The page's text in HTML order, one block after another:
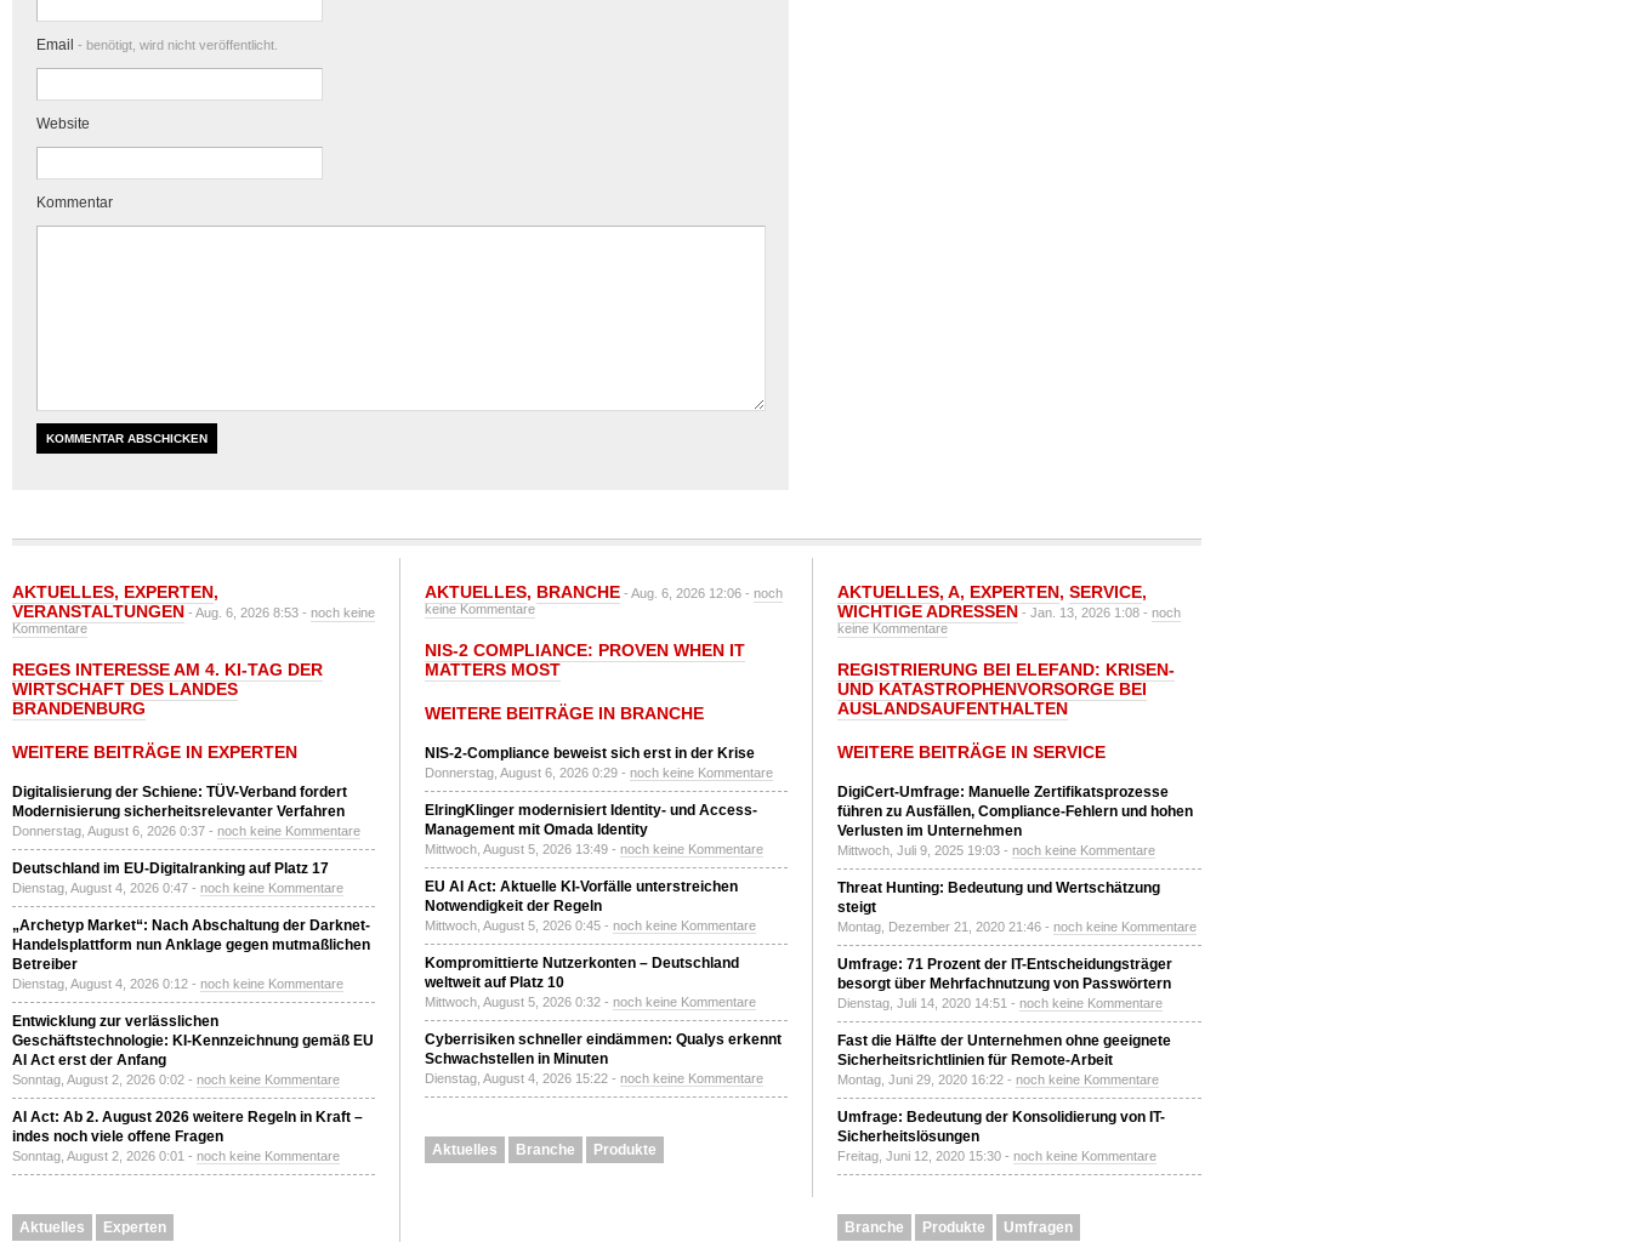
Email - benötigt, wird nicht veröffentlicht.
Website
Kommentar
AKTUELLES, EXPERTEN,
VERANSTALTUNGEN - Aug. 6, 2026 8:53 - noch keine
Kommentare
REGES INTERESSE AM 4. KI-TAG DER
WIRTSCHAFT DES LANDES
BRANDENBURG
WEITERE BEITRÄGE IN EXPERTEN
Digitalisierung der Schiene: TÜV-Verband fordert
Modernisierung sicherheitsrelevanter Verfahren
Donnerstag, August 6, 2026 0:37 - noch keine Kommentare
Deutschland im EU-Digitalranking auf Platz 17
Dienstag, August 4, 2026 0:47 - noch keine Kommentare
„Archetyp Market“: Nach Abschaltung der Darknet-
Handelsplattform nun Anklage gegen mutmaßlichen
Betreiber
Dienstag, August 4, 2026 0:12 - noch keine Kommentare
Entwicklung zur verlässlichen
Geschäftstechnologie: KI-Kennzeichnung gemäß EU
AI Act erst der Anfang
Sonntag, August 2, 2026 0:02 - noch keine Kommentare
AI Act: Ab 2. August 2026 weitere Regeln in Kraft –
indes noch viele offene Fragen
Sonntag, August 2, 2026 0:01 - noch keine Kommentare
Aktuelles Experten
AKTUELLES, BRANCHE - Aug. 6, 2026 12:06 - noch
keine Kommentare
NIS-2 COMPLIANCE: PROVEN WHEN IT
MATTERS MOST
WEITERE BEITRÄGE IN BRANCHE
NIS-2-Compliance beweist sich erst in der Krise
Donnerstag, August 6, 2026 0:29 - noch keine Kommentare
ElringKlinger modernisiert Identity- und Access-
Management mit Omada Identity
Mittwoch, August 5, 2026 13:49 - noch keine Kommentare
EU AI Act: Aktuelle KI-Vorfälle unterstreichen
Notwendigkeit der Regeln
Mittwoch, August 5, 2026 0:45 - noch keine Kommentare
Kompromittierte Nutzerkonten – Deutschland
weltweit auf Platz 10
Mittwoch, August 5, 2026 0:32 - noch keine Kommentare
Cyberrisiken schneller eindämmen: Qualys erkennt
Schwachstellen in Minuten
Dienstag, August 4, 2026 15:22 - noch keine Kommentare
Aktuelles Branche Produkte
AKTUELLES, A, EXPERTEN, SERVICE,
WICHTIGE ADRESSEN - Jan. 13, 2026 1:08 - noch
keine Kommentare
REGISTRIERUNG BEI ELEFAND: KRISEN-
UND KATASTROPHENVORSORGE BEI
AUSLANDSAUFENTHALTEN
WEITERE BEITRÄGE IN SERVICE
DigiCert-Umfrage: Manuelle Zertifikatsprozesse
führen zu Ausfällen, Compliance-Fehlern und hohen
Verlusten im Unternehmen
Mittwoch, Juli 9, 2025 19:03 - noch keine Kommentare
Threat Hunting: Bedeutung und Wertschätzung
steigt
Montag, Dezember 21, 2020 21:46 - noch keine Kommentare
Umfrage: 71 Prozent der IT-Entscheidungsträger
besorgt über Mehrfachnutzung von Passwörtern
Dienstag, Juli 14, 2020 14:51 - noch keine Kommentare
Fast die Hälfte der Unternehmen ohne geeignete
Sicherheitsrichtlinien für Remote-Arbeit
Montag, Juni 29, 2020 16:22 - noch keine Kommentare
Umfrage: Bedeutung der Konsolidierung von IT-
Sicherheitslösungen
Freitag, Juni 12, 2020 15:30 - noch keine Kommentare
Branche Produkte Umfragen